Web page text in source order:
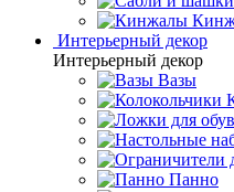
Интерьерный декор
Интерьерный декор
Вазы
Панно